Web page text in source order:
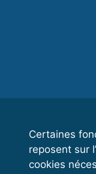
Certaines
reposent sur
cookies